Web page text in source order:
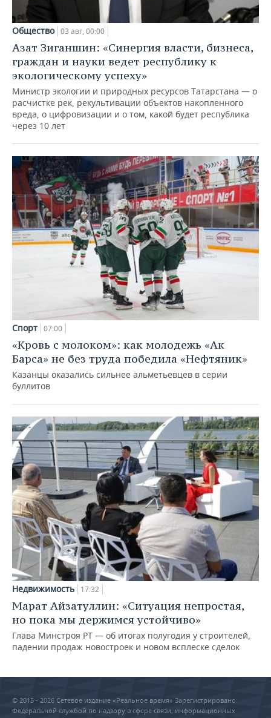
Общество 03 авг, 00:00
Азат Зиганшин: «Синергия власти, бизнеса,
граждан и науки ведет республику к
экологическому успеху»
Министр экологии и природных ресурсов Татарстана — о
расчистке рек, рекультивации объектов накопленного
вреда, о цифровизации и о том, какой будет республика
через 10 лет
Спорт 07:00
«Кровь с молоком»: как молодежь «Ак
Барса» не без труда победила «Нефтяник»
Казанцы оказались сильнее альметьевцев в серии
буллитов
Недвижимость 17:32
Марат Айзатуллин: «Ситуация непростая,
но пока мы держимся устойчиво»
Глава Минстроя РТ — об итогах полугодия у строителей,
падении продаж новостроек и новом всплеске сделок
© 2015 - 2026 Сетевое издание «Реальное время» Зарегистрировано
Федеральной службой по надзору в сфере связи, информационных